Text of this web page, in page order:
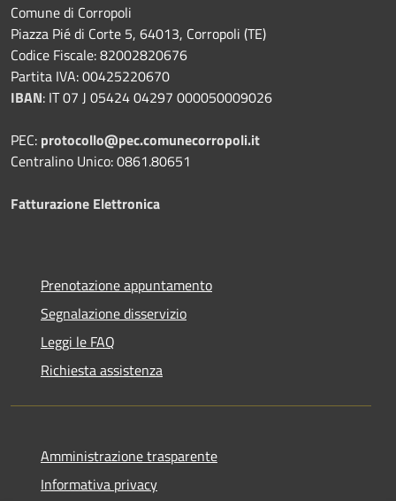
Comune di Corropoli
Piazza Pié di Corte 5, 64013, Corropoli (TE)
Codice Fiscale: 82002820676
Partita IVA: 00425220670
IBAN: IT 07 J 05424 04297 000050009026
PEC: protocollo@pec.comunecorropoli.it
Centralino Unico: 0861.80651
Fatturazione Elettronica
Prenotazione appuntamento
Segnalazione disservizio
Leggi le FAQ
Richiesta assistenza
Amministrazione trasparente
Informativa privacy